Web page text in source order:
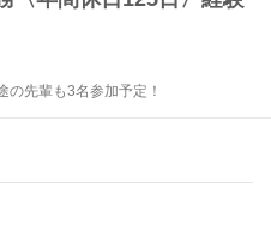
の先輩も3名参加予定！